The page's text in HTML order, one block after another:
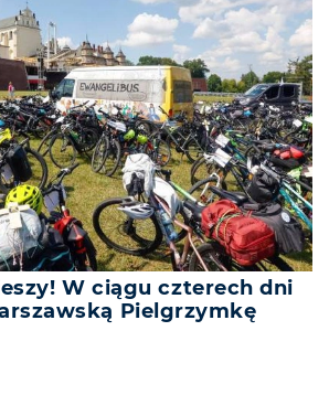
W ciągu czterech dni
Pielgrzymkę